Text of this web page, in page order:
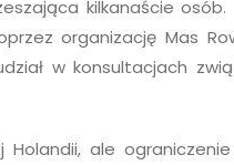
kilkanaście
organizację Mas
w konsultacjach
ale